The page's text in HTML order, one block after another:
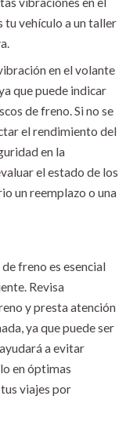
tu vehículo a un taller
en el volante
que puede indicar
de freno. Si no se
el rendimiento del
en la
el estado de los
un reemplazo o una
freno es esencial
Revisa
y presta atención
ya que puede ser
a evitar
en óptimas
viajes por